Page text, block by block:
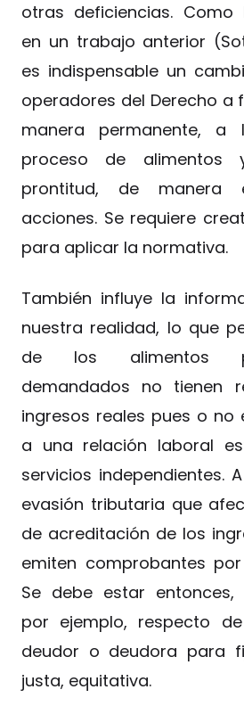
otras deficiencias. Como
en un trabajo anterior
es indispensable un
operadores del Derecho a
manera permanente, a
proceso de alimentos
prontitud, de manera
acciones. Se requiere
para aplicar la normativa.
También influye la
nuestra realidad, lo que
de los alimentos
demandados no tienen
ingresos reales pues o no
a una relación laboral
servicios independientes.
evasión tributaria que
de acreditación de los
emiten comprobantes
Se debe estar entonces,
por ejemplo, respecto
deudor o deudora para
justa, equitativa.